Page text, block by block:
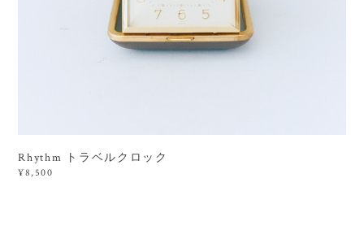
Rhythm トラベルクロック
¥8,500